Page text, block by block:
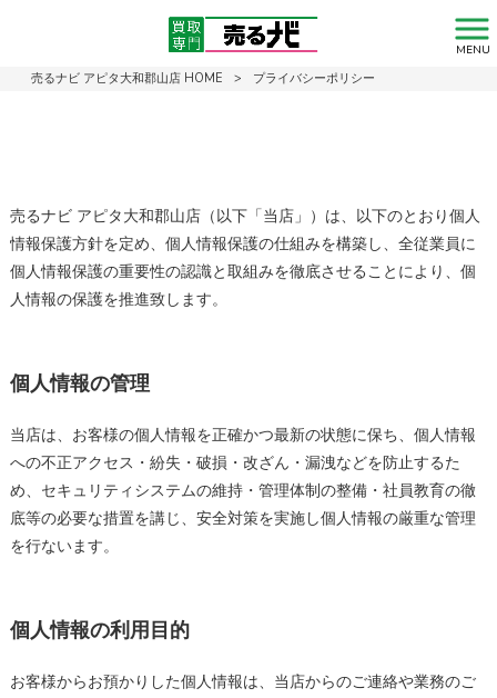
MENU
プライバシーポリシー
売るナビ アピタ大和郡山店 HOME > プライバシーポリシー
売るナビ アピタ大和郡山店（以下「当店」）は、以下のとおり個人
情報保護方針を定め、個人情報保護の仕組みを構築し、全従業員に
個人情報保護の重要性の認識と取組みを徹底させることにより、個
人情報の保護を推進致します。
個人情報の管理
当店は、お客様の個人情報を正確かつ最新の状態に保ち、個人情報
への不正アクセス・紛失・破損・改ざん・漏洩などを防止するた
め、セキュリティシステムの維持・管理体制の整備・社員教育の徹
底等の必要な措置を講じ、安全対策を実施し個人情報の厳重な管理
を行ないます。
個人情報の利用目的
お客様からお預かりした個人情報は、当店からのご連絡や業務のご